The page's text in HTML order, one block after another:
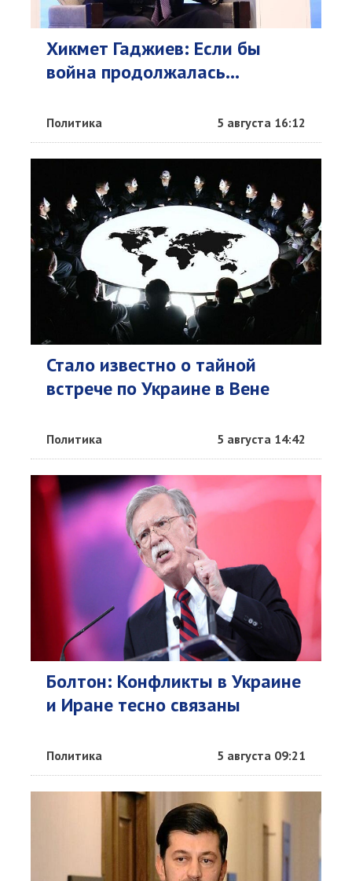
Хикмет Гаджиев: Если бы
война продолжалась...
Политика 5 августа 16:12
Стало известно о тайной
встрече по Украине в Вене
Политика 5 августа 14:42
Болтон: Конфликты в Украине
и Иране тесно связаны
Политика 5 августа 09:21